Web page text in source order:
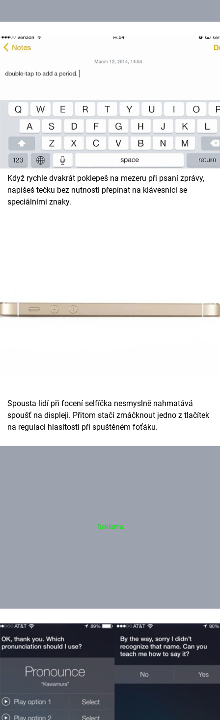
Když rychle dvakrát poklepeš na mezeru při psaní zprávy,
napíšeš tečku bez nutnosti přepínat na klávesnici se
speciálními znaky.
Spousta lidí při focení selfíčka nesmyslně nahmatává
spoušť na displeji. Přitom stačí zmáčknout jedno z tlačítek
na regulaci hlasitosti při spuštěném foťáku.